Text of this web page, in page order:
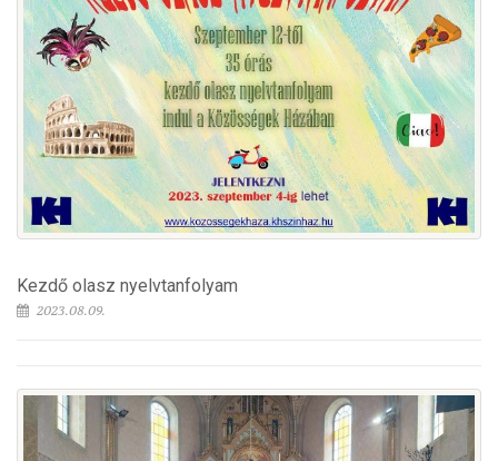
Kezdő olasz nyelvtanfolyam
2023.08.09.